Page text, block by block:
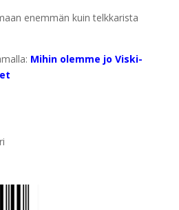
enemmän kuin telkkarista
Mihin olemme jo Viski-